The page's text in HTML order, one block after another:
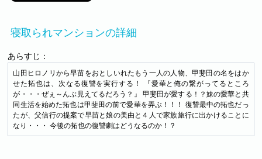
寝取られマンションの詳細
あらすじ：
山田ヒロノリから早苗をおとしいれたもう一人の人物、甲斐田の名をはか
せた拓也は、次なる復讐を実行する！ 『愛華と俺の繋がってるところ
が・・・ぜぇ～んぶ見えてるだろう？』 甲斐田が愛する！？妹の愛華と共
同生活を始めた拓也は甲斐田の前で愛華を弄ぶ！！！ 復讐最中の拓也だっ
たが、父信行の提案で早苗と娘の美由と４人で家族旅行に出かけることに
なり・・・ 今後の拓也の復讐劇はどうなるのか！？